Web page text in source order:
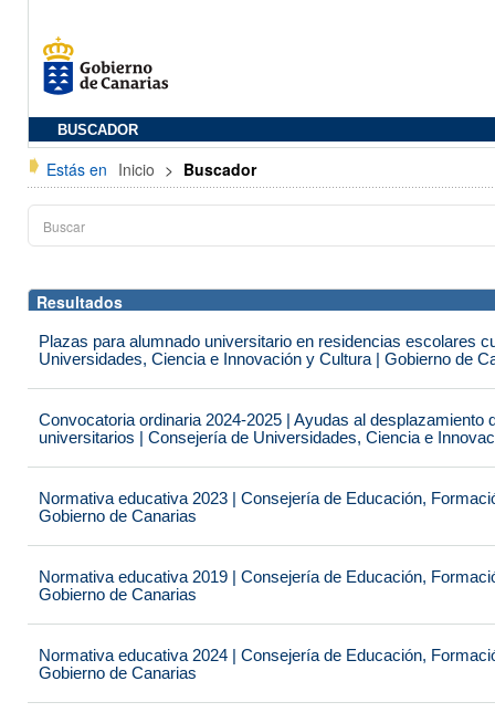
BUSCADOR
Estás en Inicio > Buscador
Resultados
Plazas para alumnado universitario en residencias escolares
Universidades, Ciencia e Innovación y Cultura | Gobierno de
Convocatoria ordinaria 2024-2025 | Ayudas al desplazamiento
universitarios | Consejería de Universidades, Ciencia e
Normativa educativa 2023 | Consejería de Educación,
Gobierno de Canarias
Normativa educativa 2019 | Consejería de Educación,
Gobierno de Canarias
Normativa educativa 2024 | Consejería de Educación,
Gobierno de Canarias